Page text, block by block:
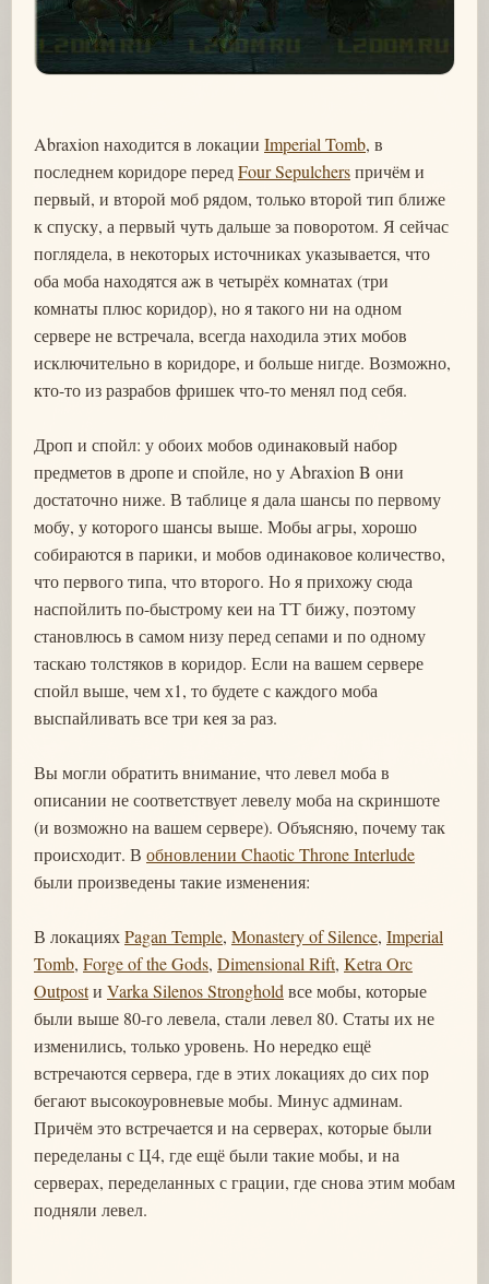
Abraxion находится в локации Imperial Tomb, в
последнем коридоре передFour Sepulchersпричём и
первый, и второй моб рядом, только второй тип ближе
к спуску, а первый чуть дальше за поворотом. Я сейчас
поглядела, в некоторых источниках указывается, что
оба моба находятся аж в четырёх комнатах (три
комнаты плюс коридор), но я такого ни на одном
сервере не встречала, всегда находила этих мобов
исключительно в коридоре, и больше нигде. Возможно,
кто-то из разрабов фришек что-то менял под себя.
Дроп и спойл: у обоих мобов одинаковый набор
предметов в дропе и спойле, но у Abraxion B они
достаточно ниже. В таблице я дала шансы по первому
мобу, у которого шансы выше. Мобы агры, хорошо
собираются в парики, и мобов одинаковое количество,
что первого типа, что второго. Но я прихожу сюда
наспойлить по-быстрому кеи на ТТ бижу, поэтому
становлюсь в самом низу перед сепами и по одному
таскаю толстяков в коридор. Если на вашем сервере
спойл выше, чем х1, то будете с каждого моба
выспайливать все три кея за раз.
Вы могли обратить внимание, что левел моба в
описании не соответствует левелу моба на скриншоте
(и возможно на вашем сервере). Объясняю, почему так
происходит. В обновлении Chaotic Throne Interlude
были произведены такие изменения:
В локацияхPagan Temple, Monastery of Silence, Imperial
Tomb, Forge of the Gods, Dimensional Rift, Ketra Orc
Outpostи Varka Silenos Stronghold все мобы, которые
были выше 80-го левела, стали левел 80. Статы их не
изменились, только уровень. Но нередко ещё
встречаются сервера, где в этих локациях до сих пор
бегают высокоуровневые мобы. Минус админам.
Причём это встречается и на серверах, которые были
переделаны с Ц4, где ещё были такие мобы, и на
серверах, переделанных с грации, где снова этим мобам
подняли левел.